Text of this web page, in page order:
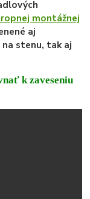
montážnej
aj
stenu, tak aj
k zaveseniu